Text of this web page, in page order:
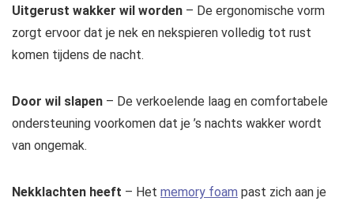
Uitgerust wakker wil worden – De ergonomische vorm
zorgt ervoor dat je nek en nekspieren volledig tot rust
komen tijdens de nacht.
Door wil slapen – De verkoelende laag en comfortabele
ondersteuning voorkomen dat je ’s nachts wakker wordt
van ongemak.
Nekklachten heeft – Het memory foam past zich aan je